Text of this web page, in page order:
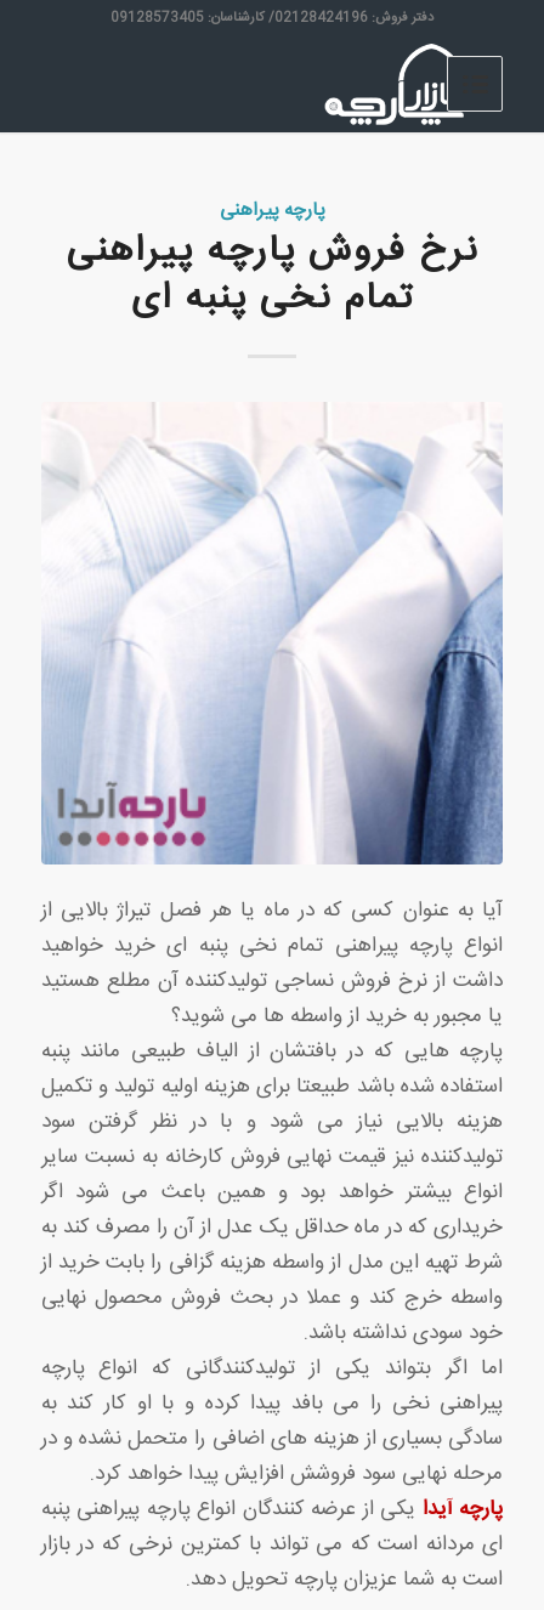
دفتر فروش: 02128424196/ کارشناسان: 09128573405
پارچه پیراهنی
نرخ فروش پارچه پیراهنی
تمام نخی پنبه ای
آیا به عنوان کسی که در ماه یا هر فصل تیراژ بالایی از
انواع پارچه پیراهنی تمام نخی پنبه ای خرید خواهید
داشت از نرخ فروش نساجی تولیدکننده آن مطلع هستید
یا مجبور به خرید از واسطه ها می شوید؟
پارچه هایی که در بافتشان از الیاف طبیعی مانند پنبه
استفاده شده باشد طبیعتا برای هزینه اولیه تولید و تکمیل
هزینه بالایی نیاز می شود و با در نظر گرفتن سود
تولیدکننده نیز قیمت نهایی فروش کارخانه به نسبت سایر
انواع بیشتر خواهد بود و همین باعث می شود اگر
خریداری که در ماه حداقل یک عدل از آن را مصرف کند به
شرط تهیه این مدل از واسطه هزینه گزافی را بابت خرید از
واسطه خرج کند و عملا در بحث فروش محصول نهایی
خود سودی نداشته باشد.
اما اگر بتواند یکی از تولیدکنندگانی که انواع پارچه
پیراهنی نخی را می بافد پیدا کرده و با او کار کند به
سادگی بسیاری از هزینه های اضافی را متحمل نشده و در
مرحله نهایی سود فروشش افزایش پیدا خواهد کرد.
پارچه آیدا یکی از عرضه کنندگان انواع پارچه پیراهنی پنبه
ای مردانه است که می تواند با کمترین نرخی که در بازار
است به شما عزیزان پارچه تحویل دهد.